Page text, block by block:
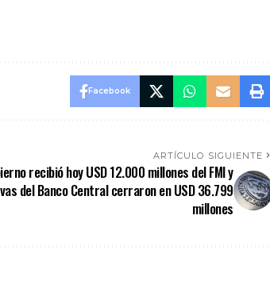
Facebook
ARTÍCULO SIGUIENTE
recibió hoy USD 12.000 millones del FMI y
del Banco Central cerraron en USD 36.799
millones